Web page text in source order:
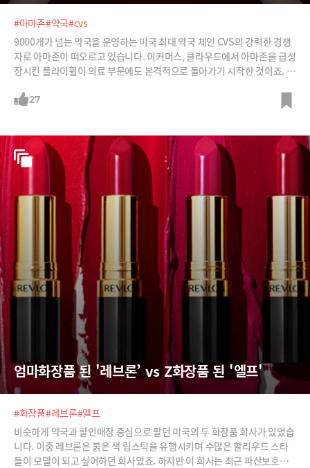
#아마존#약국#cvs
9000개가 넘는 약국을 운영하는 미국 최대 약국 체인 CVS의 강력한 경쟁
자로 아마존이 떠오르고 있습니다. 이커머스, 클라우드에서 아마존을 급성
장시킨 플라이휠이 의료 부문에도 본격적으로 돌아가기 시작한 것이죠. 저
무장한 아마존의 의료 전략을 소개합니다.
27
엄마화장품 된 '레브론’ vs Z화장품 된 '엘프'
#화장품#레브론#엘프
비슷하게 약국과 할인매장 중심으로 팔던 미국의 두 화장품 회사가 있었습
니다. 이중 레브론은 붉은 색 립스틱을 유행시키며 수많은 할리우드 스타
들이 모델이 되고 싶어하던 회사였죠. 하지만 이 회사는 최근 파산보호를